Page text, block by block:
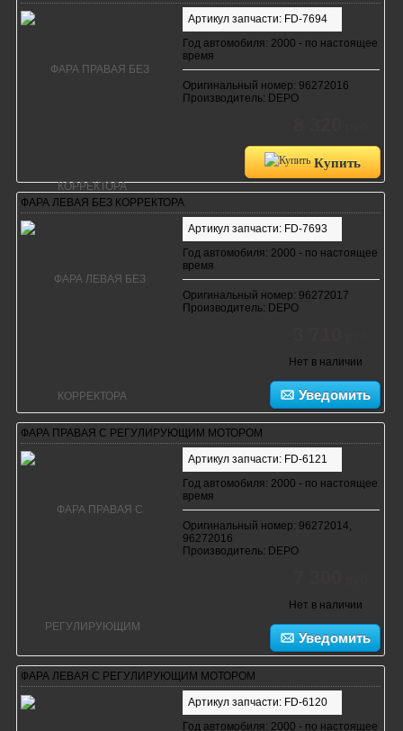
Артикул запчасти: FD-7694
Год автомобиля: 2000 - по настоящее
время
Оригинальный номер: 96272016
Производитель: DEPO
Купить
ФАРА ЛЕВАЯ БЕЗ КОРРЕКТОРА
Артикул запчасти: FD-7693
Год автомобиля: 2000 - по настоящее
время
Оригинальный номер: 96272017
Производитель: DEPO
Нет в наличии
Уведомить
ФАРА ПРАВАЯ С РЕГУЛИРУЮЩИМ МОТОРОМ
Артикул запчасти: FD-6121
Год автомобиля: 2000 - по настоящее
время
Оригинальный номер: 96272014,
96272016
Производитель: DEPO
Нет в наличии
Уведомить
ФАРА ЛЕВАЯ С РЕГУЛИРУЮЩИМ МОТОРОМ
Артикул запчасти: FD-6120
Год автомобиля: 2000 - по настоящее